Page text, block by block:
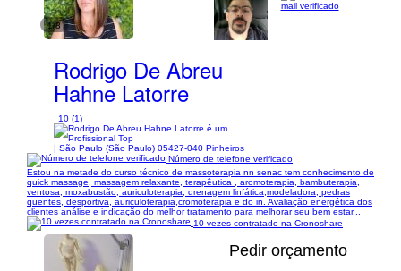
1/8
Rodrigo De Abreu
Hahne Latorre
10 (1)
| São Paulo (São Paulo) 05427-040 Pinheiros
mail verificado
Número de telefone verificado
Estou na metade do curso técnico de massoterapia nn senac tem conhecimento de
quick massage, massagem relaxante, terapêutica , aromoterapia, bambuterapia,
ventosa, moxabustão, auriculoterapia, drenagem linfática,modeladora, pedras
quentes, desportiva, auriculoterapia,cromoterapia e do in. Avaliação energética dos
clientes análise e indicação do melhor tratamento para melhorar seu bem estar...
10 vezes contratado na Cronoshare
Pedir orçamento